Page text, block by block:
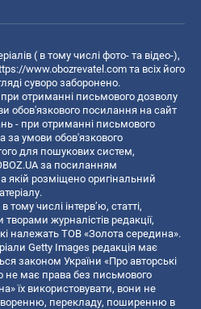
( в тому числі фото- та відео-),
www.obozrevatel.com та всіх його
суворо заборонено.
отриманні письмового дозволу
обов'язкового посилання на сайт
- при отриманні письмового
за умови обов'язкового
для пошукових систем,
за посиланням
якій розміщено оригінальний
тому числі інтерв’ю, статті,
журналістів редакції,
належать ТОВ «Золота середина».
Getty Images редакція має
законом України «Про авторські
не має права без письмового
їх використовувати, вони не
перекладу, поширенню в